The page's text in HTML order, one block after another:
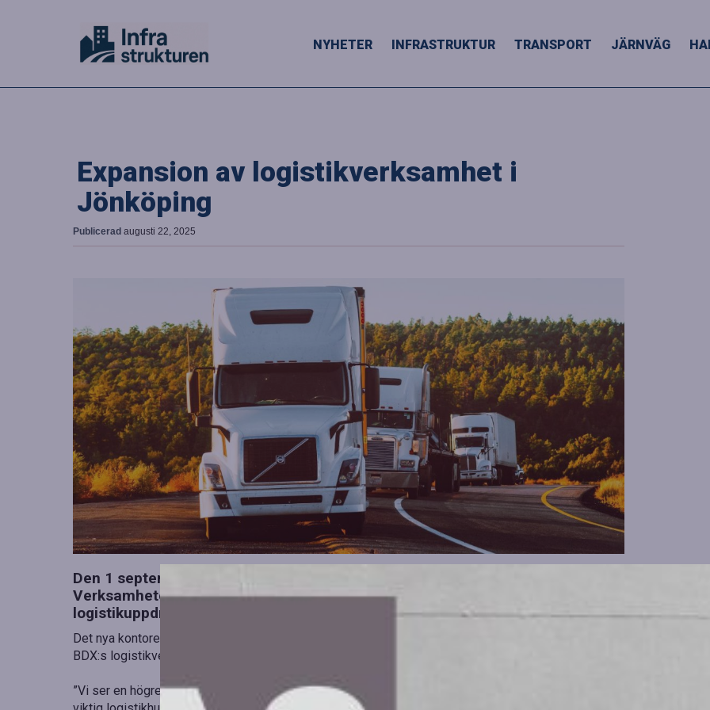
NYHETER INFRASTRUKTUR TRANSPORT JÄRNVÄG
Expansion av logistikverksamhet i
Jönköping
Publicerad augusti 22, 2025
Den 1 september öppnar BDX Företagen AB ett nytt kontor i Jönköping.
Verksamheten initierades redan innan sommaren med ett stort
logistikuppdrag från Trafikverket.
Det nya kontoret, som ligger i Ljungarumsområdet längs E4:an, kommer att fungera som nav för
BDX:s logistikverksamhet i Småland, Västergötland och Östergötland.
”Vi ser en högre efterfrågan från våra kunder i närområdet samt närliggande län. Jönköping är en